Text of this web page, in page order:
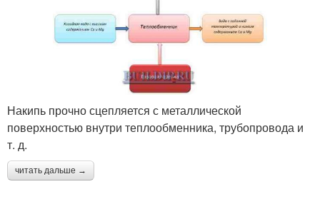
Накипь прочно сцепляется с металлической
поверхностью внутри теплообменника, трубопровода и
т. д.
читать дальше →